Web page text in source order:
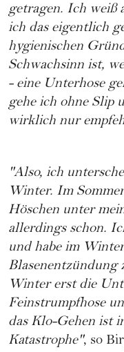
getragen. Ich weiß
ich das eigentlich
hygienischen
Schwachsinn ist,
- eine Unterhose
gehe ich ohne Slip
wirklich nur
"Also, ich
Winter. Im
Höschen unter
allerdings schon.
und habe im
Blasenentzündung
Winter erst die
Feinstrumpfhose
das Klo-Gehen ist
Katastrophe", so